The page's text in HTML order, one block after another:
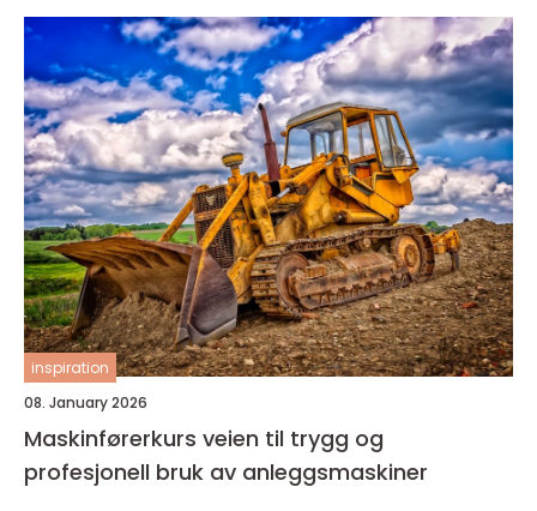
inspiration
08. January 2026
Maskinførerkurs veien til trygg og
profesjonell bruk av anleggsmaskiner